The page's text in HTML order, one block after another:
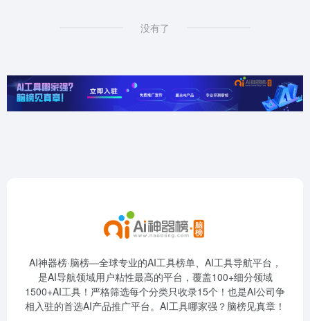
没有了
AI神器榜·脑榜—全球专业的AI工具榜单、AI工具导航平台，
是AI导航领域用户粘性最高的平台，覆盖100+细分领域
1500+AI工具！严格筛选每个分类只收录15个！也是AI公司争
相入驻的首选AI产品推广平台。AI工具哪家强？脑榜见真章！